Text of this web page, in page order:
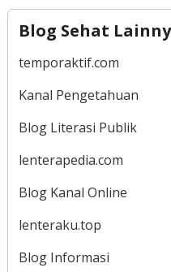
Blog Sehat
temporaktif.com
Kanal Pengetahuan
Blog Literasi Publik
lenterapedia.com
Blog Kanal Online
lenteraku.top
Blog Informasi